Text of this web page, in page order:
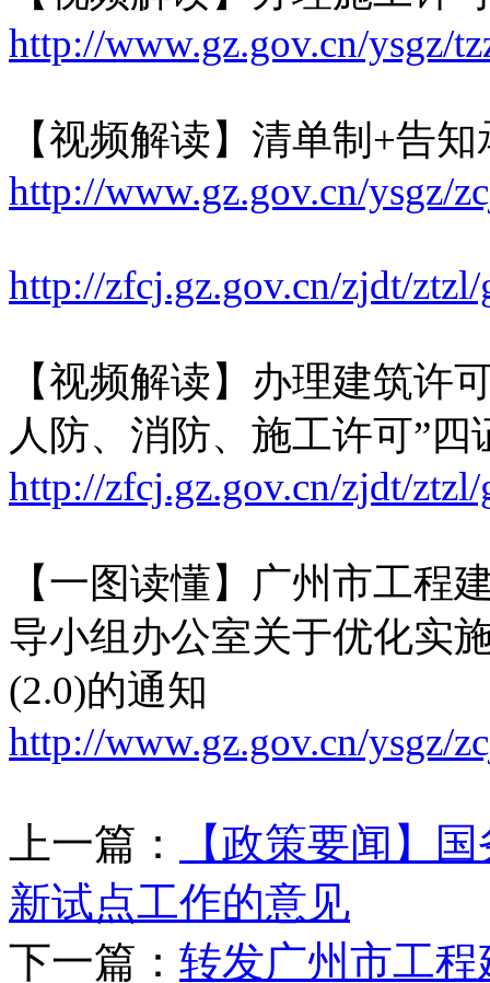
http://www.gz.gov.cn/ysgz/
【视频解读】清单制+告
http://www.gz.gov.cn/ysgz/
http://zfcj.gz.gov.cn/zjdt/
【视频解读】办理建筑
人防、消防、施工许可”四
http://zfcj.gz.gov.cn/zjdt/
【一图读懂】广州市工程
导小组办公室关于优化实
(2.0)的通知
http://www.gz.gov.cn/ysgz/
上一篇：
【政策要闻】
新试点工作的意见
下一篇： 转发广州市工